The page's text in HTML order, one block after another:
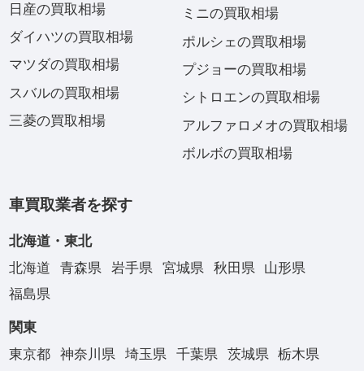
日産の買取相場
ダイハツの買取相場
マツダの買取相場
スバルの買取相場
三菱の買取相場
ミニの買取相場
ポルシェの買取相場
プジョーの買取相場
シトロエンの買取相場
アルファロメオの買取相場
ボルボの買取相場
車買取業者を探す
北海道・東北
北海道
青森県 岩手県 宮城県 秋田県
山形県
福島県
関東
東京都
神奈川県 埼玉県 千葉県 茨城県
栃木県